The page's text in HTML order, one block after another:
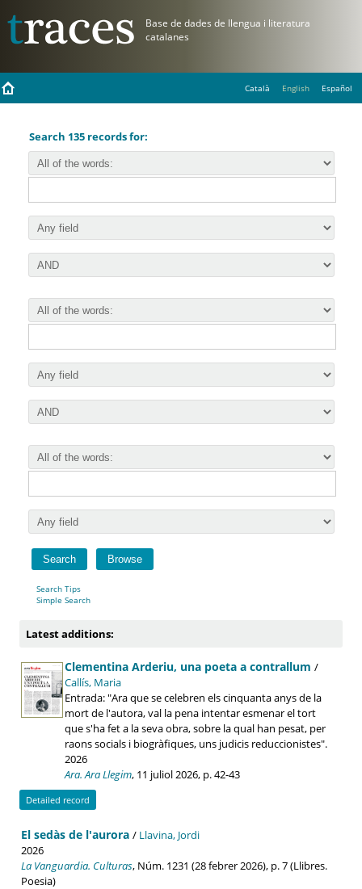
Català English Español
Search 135 records for:
Search Tips
Simple Search
Latest additions:
Clementina Arderiu, una poeta a contrallum /
Callís, Maria
Entrada: "Ara que se celebren els cinquanta anys de la
mort de l'autora, val la pena intentar esmenar el tort
que s'ha fet a la seva obra, sobre la qual han pesat, per
raons socials i biogràfiques, uns judicis reduccionistes".
2026
Ara. Ara Llegim, 11 juliol 2026, p. 42-43
Detailed record
El sedàs de l'aurora / Llavina, Jordi
2026
La Vanguardia. Culturas, Núm. 1231 (28 febrer 2026), p. 7 (Llibres.
Poesia)